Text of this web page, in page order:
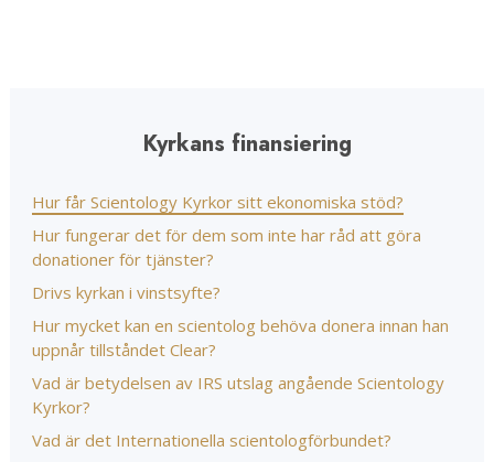
Kyrkans finansiering
Hur får Scientology Kyrkor sitt ekonomiska stöd?
Hur fungerar det för dem som inte har råd att göra
donationer för tjänster?
Drivs kyrkan i vinstsyfte?
Hur mycket kan en scientolog behöva donera innan han
uppnår tillståndet Clear?
Vad är betydelsen av IRS utslag angående Scientology
Kyrkor?
Vad är det Internationella scientologförbundet?